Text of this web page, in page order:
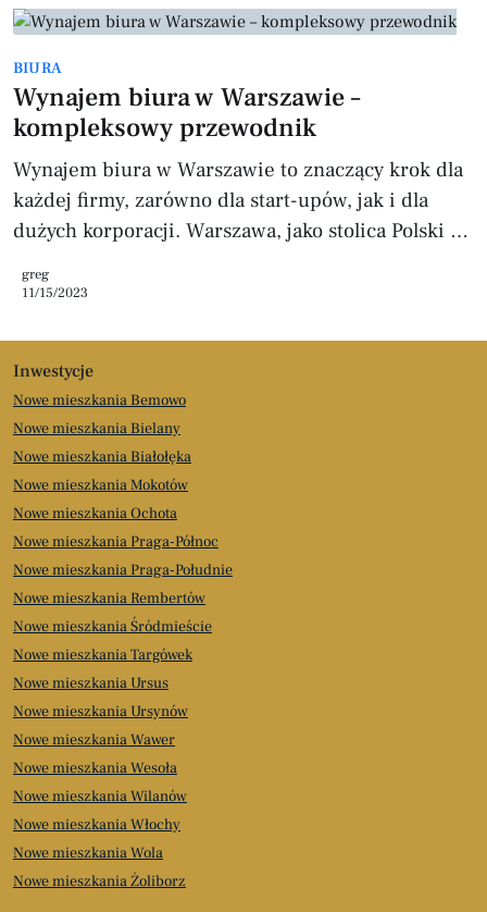
decyzja. Lokalizacja i Dostępność Serce Biznesu
Warsaw Hub znajduje się w dynamicznie
rozwijającej się części miasta, w bezpośrednim
sąsiedztwie centralnych punktów
komunikacyjnych, co gwarantuje łatwy dostęp
zarówno dla pracowników,
BIURA
Wynajem biura w Warszawie –
kompleksowy przewodnik
Wynajem biura w Warszawie to znaczący krok dla
każdej firmy, zarówno dla start-upów, jak i dla
dużych korporacji. Warszawa, jako stolica Polski i
wybór możliwości wynajmu biur. Oto szczegółowy
Klasyfikacja Biur Biura Klasy A To najbardziej
prestiżowe biura, znajdujące się w nowoczesnych
biurowcach w centralnych lokalizacjach. Oferują
one: * Wysokiej jakości wykoń
greg
11/15/2023
Inwestycje
Nowe mieszkania Bemowo
Nowe mieszkania Bielany
Nowe mieszkania Białołęka
Nowe mieszkania Mokotów
Nowe mieszkania Ochota
Nowe mieszkania Praga-Północ
Nowe mieszkania Praga-Południe
Nowe mieszkania Rembertów
Nowe mieszkania Śródmieście
Nowe mieszkania Targówek
Nowe mieszkania Ursus
Nowe mieszkania Ursynów
Nowe mieszkania Wawer
Nowe mieszkania Wesoła
Nowe mieszkania Wilanów
Nowe mieszkania Włochy
Nowe mieszkania Wola
Nowe mieszkania Żoliborz